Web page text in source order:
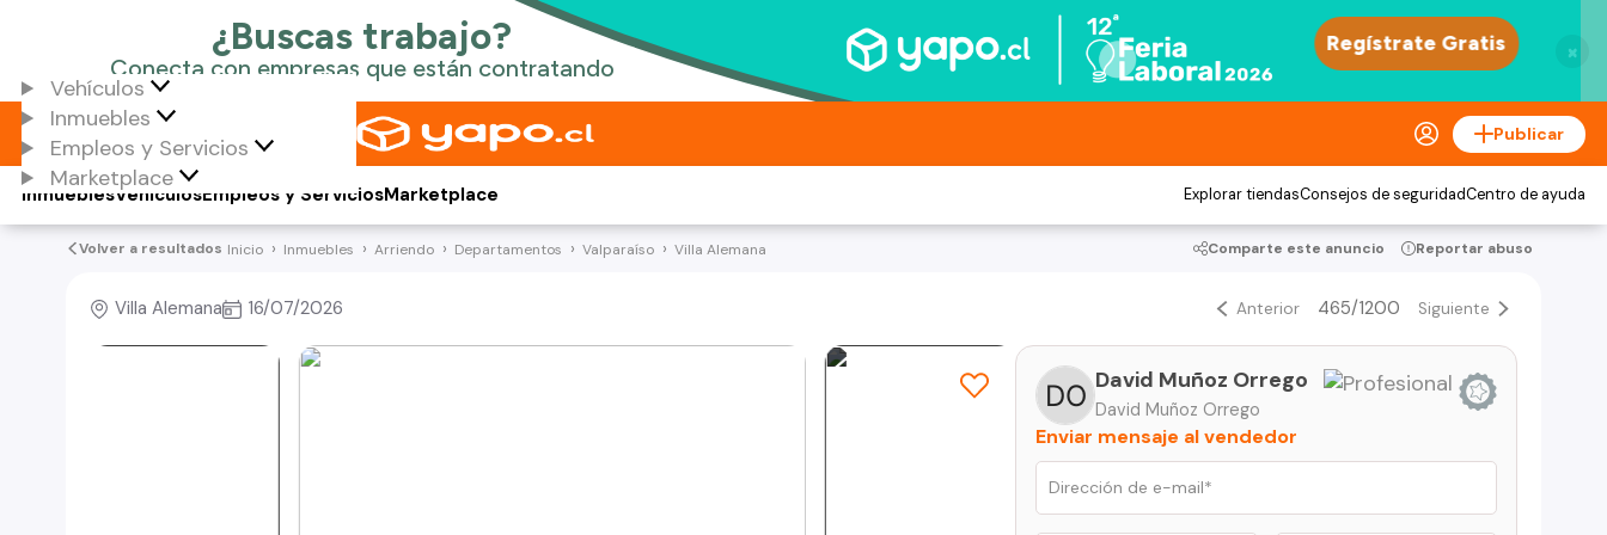
×
Vehículos
Inmuebles
Empleos y Servicios
Marketplace
Publicar
Vehículos
Inmuebles Empleos y ServiciosMarketplace Explorar tiendasConsejos de seguridadCentro de ayuda
Volver a resultados Inicio Inmuebles Arriendo Departamentos Valparaíso Villa Alemana Comparte este anuncio Reportar abuso
Villa Alemana 16/07/2026 Anterior 465/1200 Siguiente
David Muñoz Orrego
David Muñoz Orrego
Enviar mensaje al vendedor